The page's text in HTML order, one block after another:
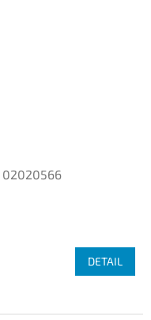
02020566
DETAIL